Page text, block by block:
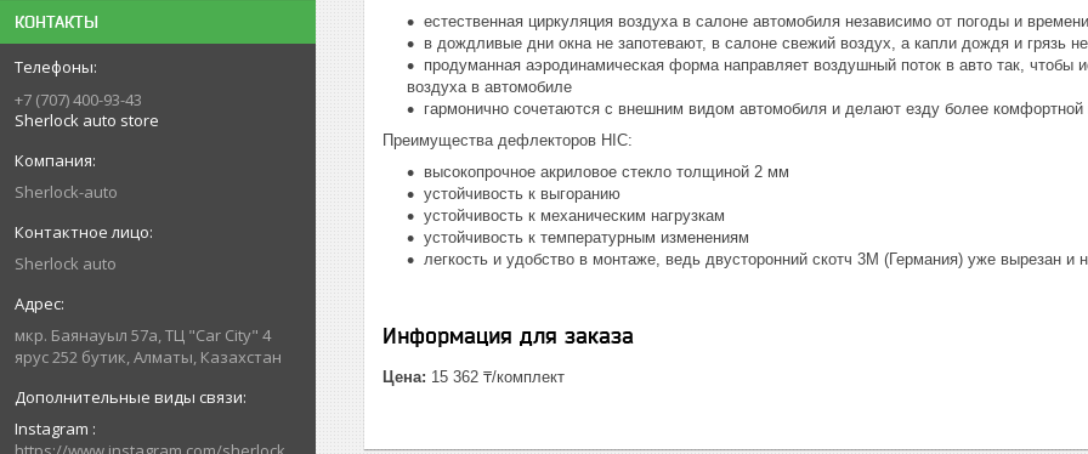
КОНТАКТЫ
+7 (707) 400-93-43
Sherlock auto store
Sherlock-auto
Sherlock auto
мкр. Баянауыл 57а, ТЦ "Car Сity" 4
ярус 252 бутик, Алматы, Казахстан
Instagram
естественная циркуляция воздуха в салоне автомобиля независимо от погоды и
в дождливые дни окна не запотевают, в салоне свежий воздух, а капли дождя и грязь
продуманная аэродинамическая форма направляет воздушный поток в авто так, чтобы
воздуха в автомобиле
гармонично сочетаются с внешним видом автомобиля и делают езду более комфортной
Преимущества дефлекторов HIC:
высокопрочное акриловое стекло толщиной 2 мм
устойчивость к выгоранию
устойчивость к механическим нагрузкам
устойчивость к температурным изменениям
легкость и удобство в монтаже, ведь двусторонний скотч 3М (Германия) уже вырезан и
Информация для заказа
Цена: 15 362 ₸/комплект